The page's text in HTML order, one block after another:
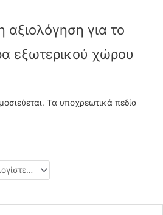
αξιολόγηση για το
εξωτερικού χώρου
Τα υποχρεωτικά πεδία